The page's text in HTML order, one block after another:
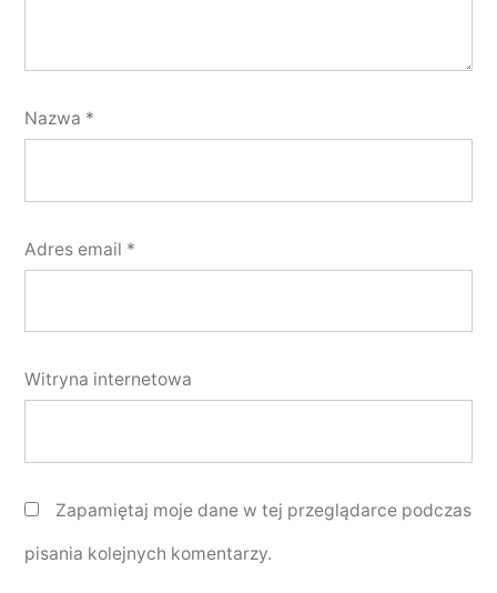
Nazwa *
Adres email *
Witryna internetowa
Zapamiętaj moje dane w tej przeglądarce podczas
pisania kolejnych komentarzy.